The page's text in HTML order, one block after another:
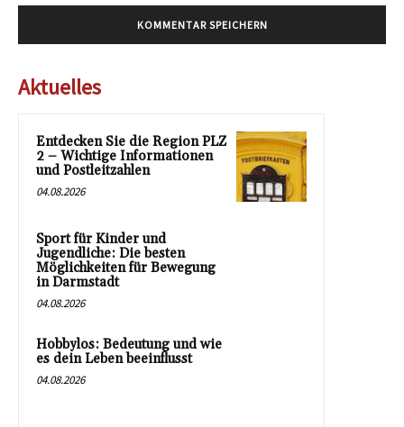
Aktuelles
Entdecken Sie die Region PLZ
2 – Wichtige Informationen
und Postleitzahlen
04.08.2026
Sport für Kinder und
Jugendliche: Die besten
Möglichkeiten für Bewegung
in Darmstadt
04.08.2026
Hobbylos: Bedeutung und wie
es dein Leben beeinflusst
04.08.2026